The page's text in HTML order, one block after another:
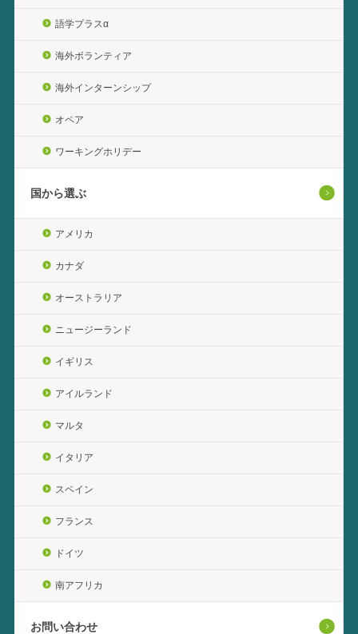
語学プラスα
海外ボランティア
海外インターンシップ
オペア
ワーキングホリデー
国から選ぶ
アメリカ
カナダ
オーストラリア
ニュージーランド
イギリス
アイルランド
マルタ
イタリア
スペイン
フランス
ドイツ
南アフリカ
お問い合わせ